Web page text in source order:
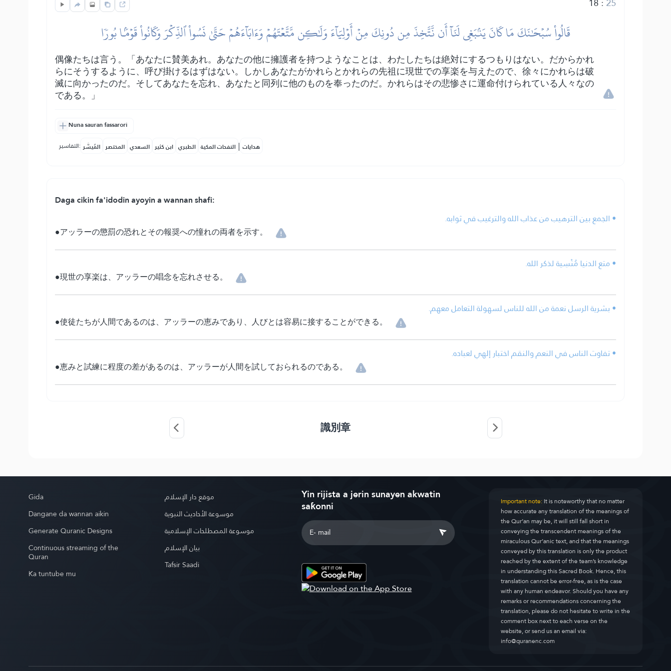
قَالُواْ سُبۡحَٰنَكَ مَا كَانَ يَنۢبَغِي لَنَآ أَن نَّتَّخِذَ مِن دُونِكَ مِنۡ أَوۡلِيَآءَ وَلَٰكِن مَّتَّعۡتَهُمۡ وَءَابَآءَهُمۡ حَتَّىٰ نَسُواْ ٱلذِّكۡرَ وَكَانُواْ قَوۡمَۢا بُورٗا
偶像たちは言う。「あなたに賛美あれ。あなたの他に擁護者を持つようなことは、わたしたちは絶対にするつもりはない。だからかれ
らにそうするように、呼び掛けるはずはない。しかしあなたがかれらとかれらの先祖に現世での享楽を与えたので、徐々にかれらは破
滅に向かったのだ。そしてあなたを忘れ、あなたと同列に他のものを奉ったのだ。かれらはその悲惨さに運命付けられている人々なの
である。」
Nuna sauran fassarori
التفاسير: المُيسَّر المختصر السعدي ابن كثير الطبري النفحات المكية | هدايات
Daga cikin fa'idodin ayoyin a wannan shafi:
• الجمع بين الترهيب من عذاب الله والترغيب في ثوابه.
●アッラーの懲罰の恐れとその報奨への憧れの両者を示す。
• متع الدنيا مُنْسِية لذكر الله.
●現世の享楽は、アッラーの唱念を忘れさせる。
• بشرية الرسل نعمة من الله للناس لسهولة التعامل معهم.
●使徒たちが人間であるのは、アッラーの恵みであり、人びとは容易に接することができる。
• تفاوت الناس في النعم والنقم اختبار إلهي لعباده.
●恵みと試練に程度の差があるのは、アッラーが人間を試しておられるのである。
識別章
Gida
Dangane da wannan aikin
Generate Quranic Designs
Continuous streaming of the
Quran
Ka tuntube mu
موقع دار الإسلام
موسوعة الأحاديث النبوية
موسوعة المصطلحات الإسلامية
بيان الإسلام
Tafsir Saadi
Yin rijista a jerin sunayen akwatin
saƙonni Important note:It is noteworthy that no matter
how accurate any translation of the meanings of
the Qur’an may be, it will still fall short in
conveying the transcendent meanings of the
miraculous Qur’anic text, and that the meanings
conveyed by this translation is only the product
reached by the extent of the team’s knowledge
in understanding this Sacred Book. Hence, this
translation cannot be error-free, as is the case
with any human endeavor. Should you have any
remarks or recommendations concerning the
translation, please do not hesitate to write in the
comment box next to each verse on the
website, or send us an email via:
info@quranenc.com